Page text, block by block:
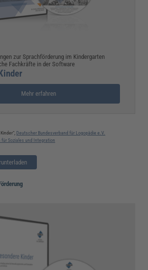
zur Sprachförderung im Kindergarten
Fachkräfte in der Software
Mehr erfahren
Deutscher Bundesverband für Logopädie e.V.
Soziales und Integration